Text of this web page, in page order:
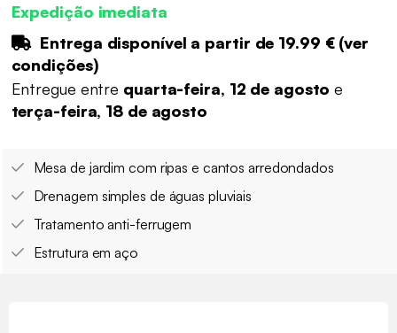
Expedição imediata
Entrega disponível a partir de 19.99 €(ver
condições)
Entregue entre quarta-feira, 12 de agostoe
terça-feira, 18 de agosto
Mesa de jardim com ripas e cantos arredondados
Drenagem simples de águas pluviais
Tratamento anti-ferrugem
Estrutura em aço